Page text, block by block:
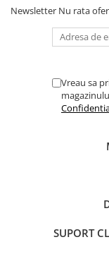
Newsletter Nu rata
Vreau sa
SUPORT